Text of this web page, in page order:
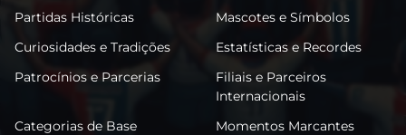
Partidas Históricas
Mascotes e Símbolos
Curiosidades e Tradições
Estatísticas e Recordes
Patrocínios e Parcerias
Filiais e Parceiros
Internacionais
Categorias de Base
Momentos Marcantes